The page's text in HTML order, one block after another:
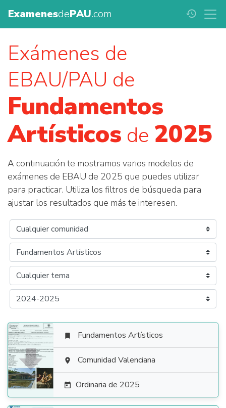
ExamenesdePAU.com history
Exámenes de
EBAU/PAU de
Fundamentos
Artísticos de 2025
A continuación te mostramos varios modelos de
exámenes de EBAU de 2025 que puedes utilizar
para practicar. Utiliza los filtros de búsqueda para
ajustar los resultados que más te interesen.

 Fundamentos Artísticos
 Comunidad Valenciana
 Ordinaria de 2025